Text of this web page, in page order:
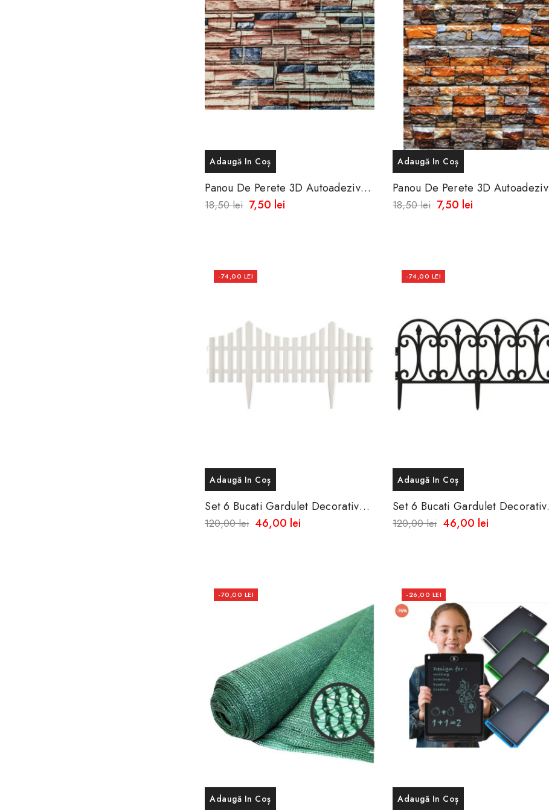
Adaugă In Coș
Panou De Perete 3D Autoadeziv
Din Spuma Moale
18,50 lei 7,50 lei
Adaugă In Coș
Panou De Perete 3D Autoadeziv
Din Spuma Moale
18,50 lei 7,50 lei
-74,00 LEI
Adaugă In Coș
Set 6 Bucati Gardulet Decorativ
60.5 X 32.5 Cm
120,00 lei 46,00 lei
-74,00 LEI
Adaugă In Coș
Set 6 Bucati Gardulet Decorativ
60.5 X 32.5 Cm
120,00 lei 46,00 lei
-70,00 LEI
Adaugă In Coș
-26,00 LEI
Adaugă In Coș